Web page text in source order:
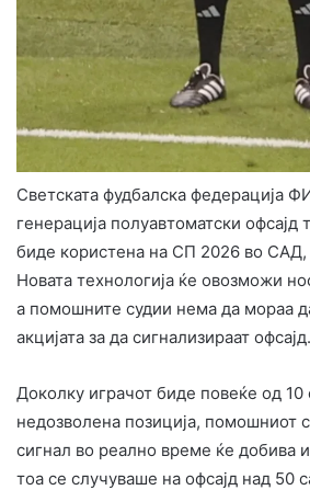
Светската фудбалска федерација
генерација полуавтоматски офсајд
биде користена на СП 2026 во
Новата технологија ќе овозможи
а помошните судии нема да мораа
акцијата за да сигнализираат офсајд.
Доколку играчот биде повеќе од 10
недозволена позиција, помошниот
сигнал во реално време ќе добива
тоа се случуваше на офсајд над 50